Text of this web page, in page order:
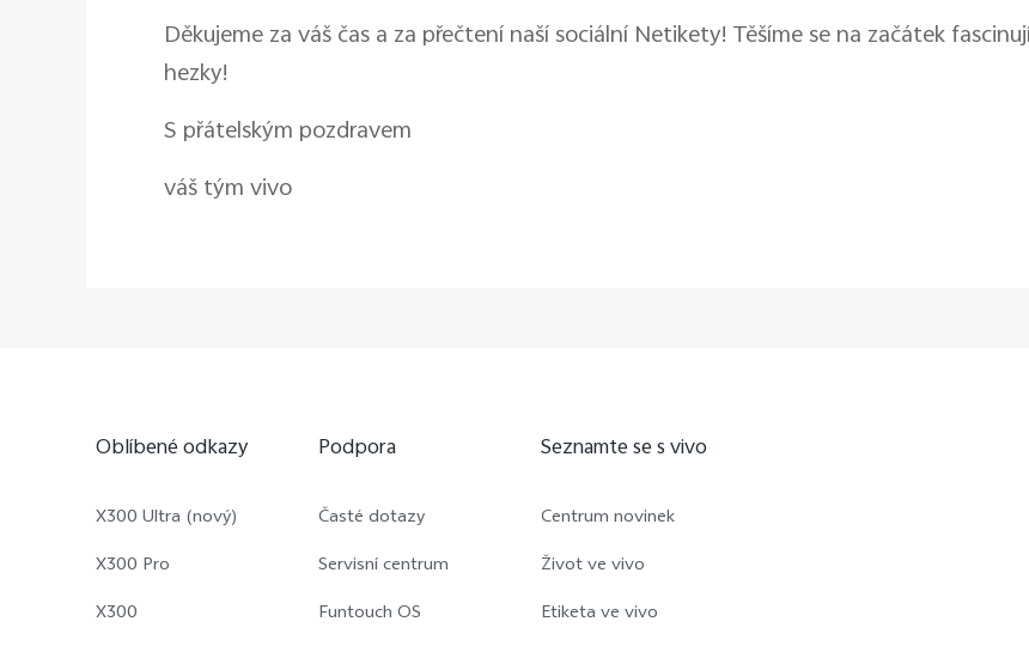
Děkujeme za váš čas a za přečtení naší sociální Netikety! Těšíme se na začátek
hezky!
S přátelským pozdravem
váš tým vivo
Oblíbené odkazy
X300 Ultra (nový)
X300 Pro
X300
Podpora
Časté dotazy
Servisní centrum
Funtouch OS
Seznamte se s vivo
Centrum novinek
Život ve vivo
Etiketa ve vivo